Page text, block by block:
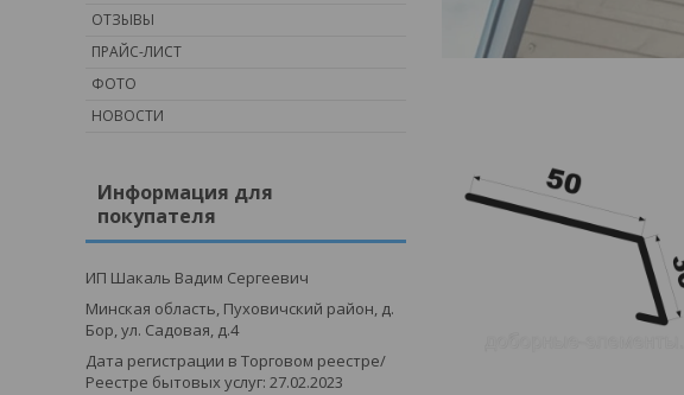
ОТЗЫВЫ
ПРАЙС-ЛИСТ
ФОТО
НОВОСТИ
Информация для
покупателя
ИП Шакаль Вадим Сергеевич
Минская область, Пуховичский район, д.
Бор, ул. Садовая, д.4
Дата регистрации в Торговом реестре/
Реестре бытовых услуг: 27.02.2023